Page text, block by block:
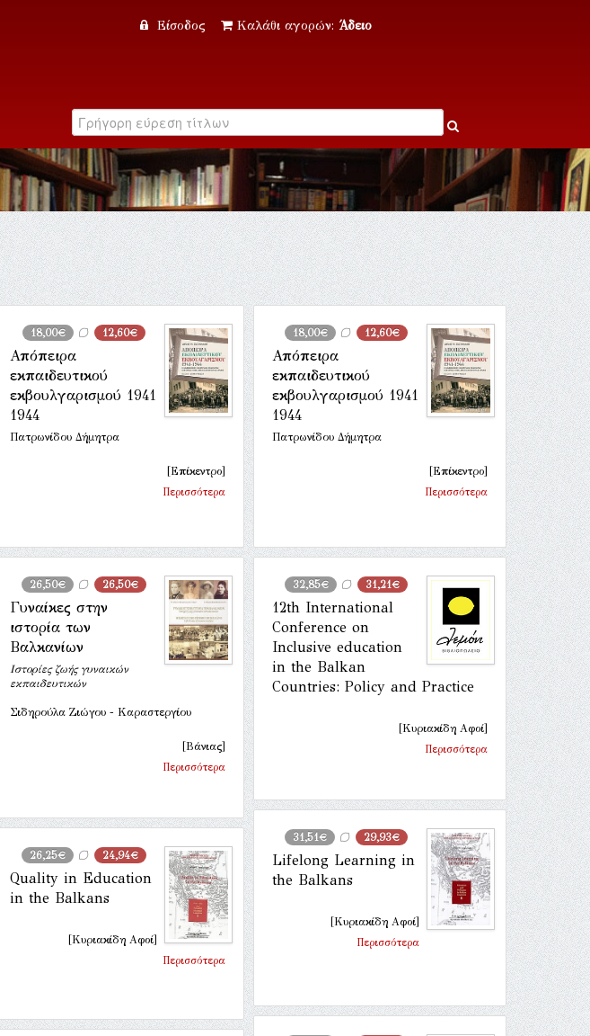
Είσοδος Καλάθι αγορών: Άδειο
18,00€ 12,60€
Απόπειρα
εκπαιδευτικού
εκβουλγαρισμού 1941
1944
Πατρωνίδου Δήμητρα
[Επίκεντρο]
Περισσότερα
18,00€ 12,60€
Απόπειρα
εκπαιδευτικού
εκβουλγαρισμού 1941
1944
Πατρωνίδου Δήμητρα
[Επίκεντρο]
Περισσότερα
26,50€ 26,50€
Γυναίκες στην
ιστορία των
Βαλκανίων
Ιστορίες ζωής γυναικών
εκπαιδευτικών
Σιδηρούλα Ζιώγου - Καραστεργίου
[Βάνιας]
Περισσότερα
32,85€ 31,21€
12th International
Conference on
Inclusive education
in the Balkan
Countries: Policy and Practice
[Κυριακίδη Αφοί]
Περισσότερα
31,51€ 29,93€
Lifelong Learning in
the Balkans
[Κυριακίδη Αφοί]
Περισσότερα
26,25€ 24,94€
Quality in Education
in the Balkans
[Κυριακίδη Αφοί]
Περισσότερα